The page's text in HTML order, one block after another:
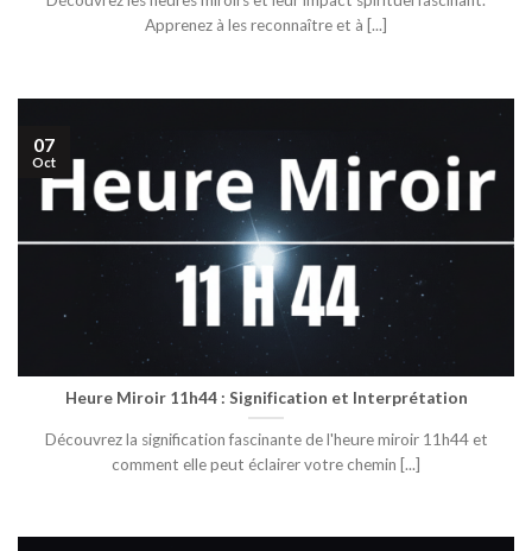
Apprenez à les reconnaître et à [...]
Heure Miroir 11h44 : Signification et Interprétation
Découvrez la signification fascinante de l'heure miroir 11h44 et
comment elle peut éclairer votre chemin [...]
07
Oct